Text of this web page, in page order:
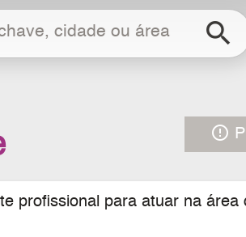
search
error_outline
profissional para atuar na área